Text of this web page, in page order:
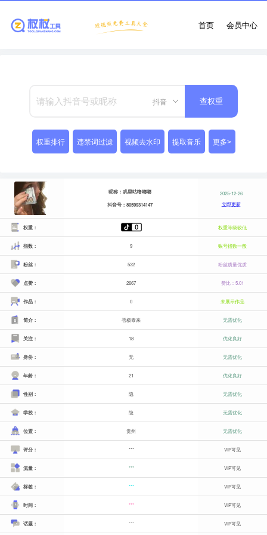
会员中心
首页
抖音 查权重
权重排行 违禁词过滤 视频去水印 提取音乐 更多>
昵称：叽里咕噜嘟嘟
抖音号：80599314147
2025-12-26
立即更新
权重： 权重等级较低
指数： 9 账号指数一般
粉丝： 532 粉丝质量优质
点赞： 2667 赞比：5.01
作品： 0 未展示作品
简介： 否极泰来 无需优化
关注： 18 优化良好
身份： 无 无需优化
年龄： 21 优化良好
性别： 隐 无需优化
学校： 隐 无需优化
位置： 贵州 无需优化
评分： *** VIP可见
流量： *** VIP可见
标签： *** VIP可见
时间： *** VIP可见
话题： *** VIP可见